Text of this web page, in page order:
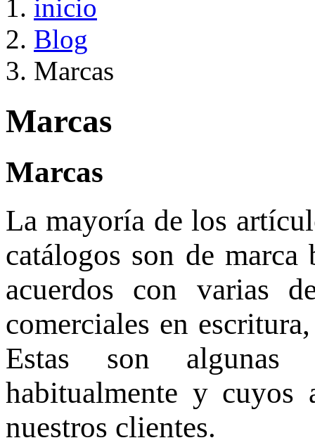
inicio
Blog
Marcas
Marcas
Marcas
La mayoría de los
catálogos son de marca
acuerdos con varias
comerciales en
Estas son algunas
habitualmente y cuyos
nuestros clientes.